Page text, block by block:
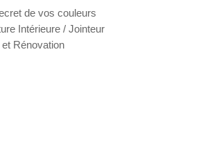
de vos couleurs
Intérieure / Jointeur
et Rénovation